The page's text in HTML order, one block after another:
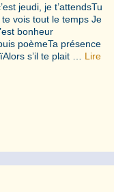
jeudi, je t’attendsTu
te vois tout le temps Je
bonheur
poèmeTa présence
s’il te plait … Lire